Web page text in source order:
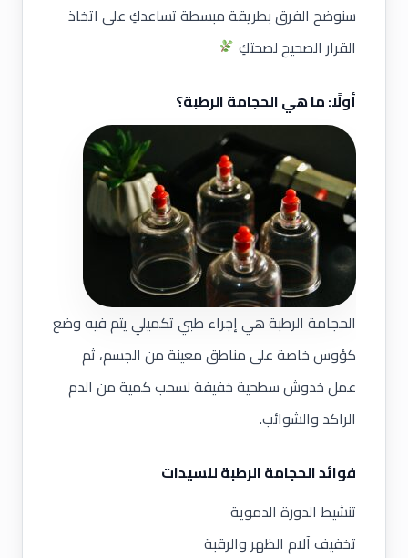
سنوضح الفرق بطريقة مبسطة تساعدكِ على اتخاذ
القرار الصحيح لصحتكِ
أولًا: ما هي الحجامة الرطبة؟
الحجامة الرطبة هي إجراء طبي تكميلي يتم فيه وضع
كؤوس خاصة على مناطق معينة من الجسم، ثم
عمل خدوش سطحية خفيفة لسحب كمية من الدم
الراكد والشوائب.
فوائد الحجامة الرطبة للسيدات
تنشيط الدورة الدموية
تخفيف آلام الظهر والرقبة